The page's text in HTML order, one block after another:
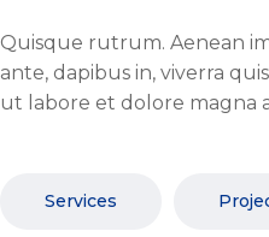
Quisque rutrum. Aenean
ante, dapibus in, viverra
ut labore et dolore magna
Services